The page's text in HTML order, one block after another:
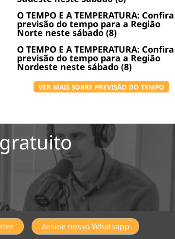
O TEMPO E A TEMPERATURA:
previsão do tempo para a Região
Norte neste sábado (8)
O TEMPO E A TEMPERATURA:
previsão do tempo para a Região
Nordeste neste sábado (8)
VER MAIS SOBRE PREVISÃO DO TEMPO
Assine nosso Whatsapp